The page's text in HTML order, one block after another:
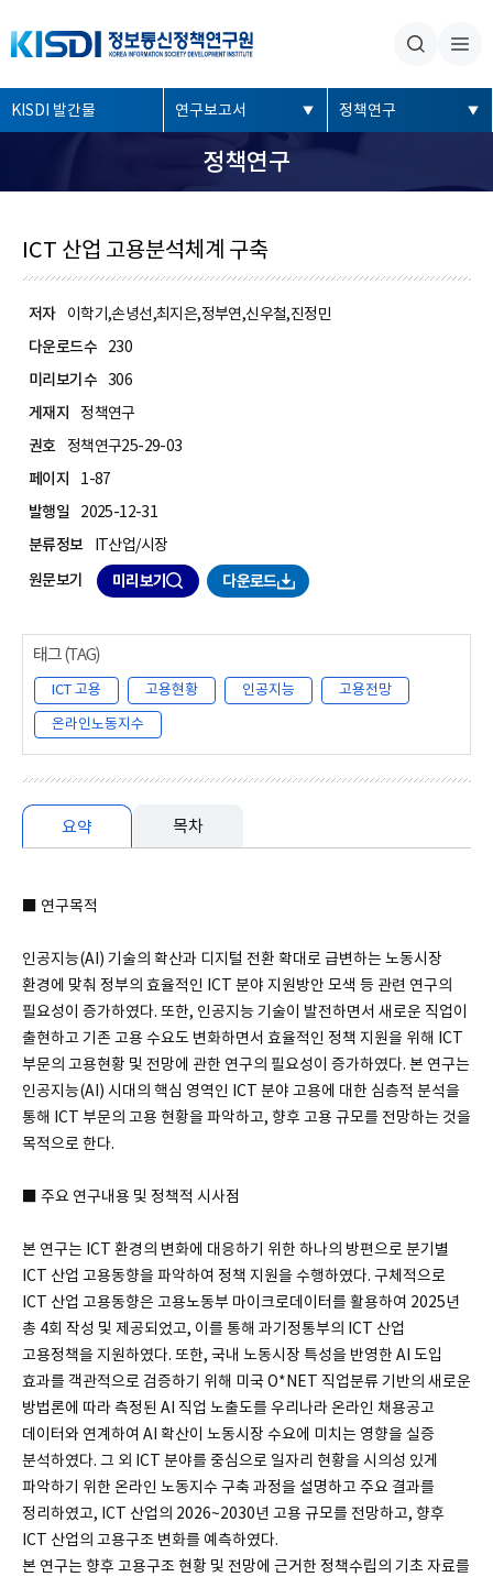
좌
측
KISDI 발간물 연구보고서 정책연구
정책연구
ICT 산업 고용분석체계 구축
저자
이학기,손녕선,최지은,정부연,신우철,진정민
다운로드수
230
미리보기수 306
게재지
정책연구
권호
정책연구25-29-03
페이지
1-87
발행일
2025-12-31
분류정보
IT산업/시장
원문보기
미리보기 다운로드
ICT 고용 고용현황 인공지능
고용전망
온라인노동지수
요약 목차
요약
■ 연구목적
인공지능(AI) 기술의 확산과 디지털 전환 확대로 급변하는 노동시장
환경에 맞춰 정부의 효율적인 ICT 분야 지원방안 모색 등 관련 연구의
필요성이 증가하였다. 또한, 인공지능 기술이 발전하면서 새로운 직업이
출현하고 기존 고용 수요도 변화하면서 효율적인 정책 지원을 위해 ICT
부문의 고용현황 및 전망에 관한 연구의 필요성이 증가하였다. 본 연구는
인공지능(AI) 시대의 핵심 영역인 ICT 분야 고용에 대한 심층적 분석을
통해 ICT 부문의 고용 현황을 파악하고, 향후 고용 규모를 전망하는 것을
목적으로 한다.
■ 주요 연구내용 및 정책적 시사점
본 연구는 ICT 환경의 변화에 대응하기 위한 하나의 방편으로 분기별
ICT 산업 고용동향을 파악하여 정책 지원을 수행하였다. 구체적으로
ICT 산업 고용동향은 고용노동부 마이크로데이터를 활용하여 2025년
총 4회 작성 및 제공되었고, 이를 통해 과기정통부의 ICT 산업
고용정책을 지원하였다. 또한, 국내 노동시장 특성을 반영한 AI 도입
효과를 객관적으로 검증하기 위해 미국 O*NET 직업분류 기반의 새로운
방법론에 따라 측정된 AI 직업 노출도를 우리나라 온라인 채용공고
데이터와 연계하여 AI 확산이 노동시장 수요에 미치는 영향을 실증
분석하였다. 그 외 ICT 분야를 중심으로 일자리 현황을 시의성 있게
파악하기 위한 온라인 노동지수 구축 과정을 설명하고 주요 결과를
정리하였고, ICT 산업의 2026~2030년 고용 규모를 전망하고, 향후
ICT 산업의 고용구조 변화를 예측하였다.
본 연구는 향후 고용구조 현황 및 전망에 근거한 정책수립의 기초 자료를